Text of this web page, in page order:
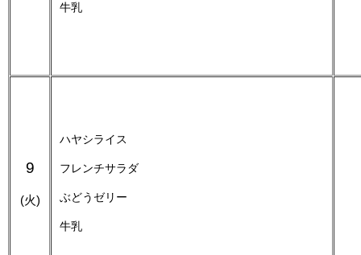
牛乳
9
(火)
ハヤシライス
フレンチサラダ
ぶどうゼリー
牛乳